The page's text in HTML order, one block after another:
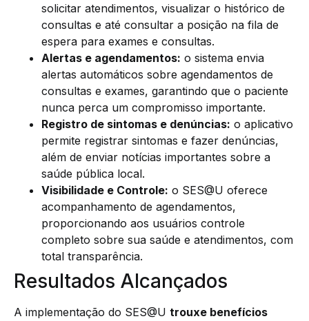
solicitar atendimentos, visualizar o histórico de
consultas e até consultar a posição na fila de
espera para exames e consultas.
Alertas e agendamentos: o sistema envia
alertas automáticos sobre agendamentos de
consultas e exames, garantindo que o paciente
nunca perca um compromisso importante.
Registro de sintomas e denúncias: o aplicativo
permite registrar sintomas e fazer denúncias,
além de enviar notícias importantes sobre a
saúde pública local.
Visibilidade e Controle: o SES@U oferece
acompanhamento de agendamentos,
proporcionando aos usuários controle
completo sobre sua saúde e atendimentos, com
total transparência.
Resultados Alcançados
A implementação do SES@U trouxe benefícios